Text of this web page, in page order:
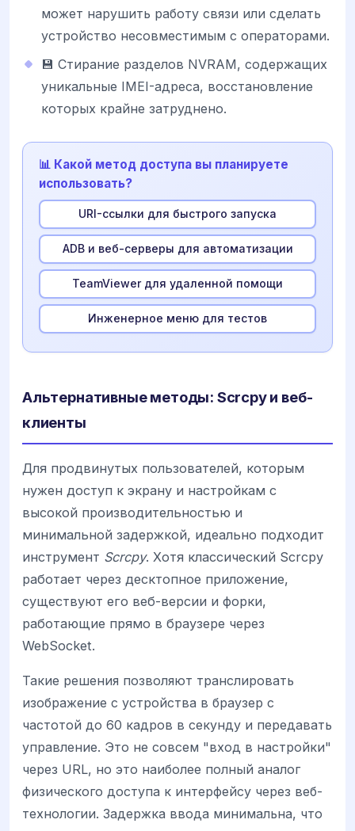
может нарушить работу связи или сделать
устройство несовместимым с операторами.
💾 Стирание разделов NVRAM, содержащих
уникальные IMEI-адреса, восстановление
которых крайне затруднено.
📊 Какой метод доступа вы планируете
использовать?
URI-ссылки для быстрого запуска
ADB и веб-серверы для автоматизации
TeamViewer для удаленной помощи
Инженерное меню для тестов
Альтернативные методы: Scrcpy и веб-
клиенты
Для продвинутых пользователей, которым
нужен доступ к экрану и настройкам с
высокой производительностью и
минимальной задержкой, идеально подходит
инструмент Scrcpy. Хотя классический Scrcpy
работает через десктопное приложение,
существуют его веб-версии и форки,
работающие прямо в браузере через
WebSocket.
Такие решения позволяют транслировать
изображение с устройства в браузер с
частотой до 60 кадров в секунду и передавать
управление. Это не совсем "вход в настройки"
через URL, но это наиболее полный аналог
физического доступа к интерфейсу через веб-
технологии. Задержка ввода минимальна, что